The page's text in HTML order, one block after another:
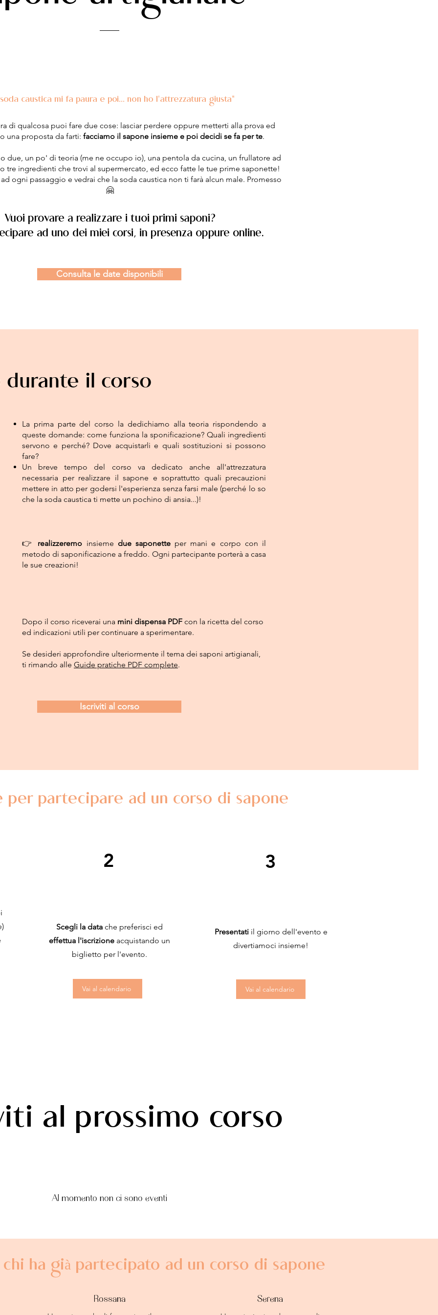
caustica mi fa paura e poi... non ho l'attrezzatura giusta"
di qualcosa puoi fare due cose: lasciar perdere oppure metterti alla prova ed
una proposta da farti: facciamo il sapone insieme e poi decidi se fa per te.
due, un po' di teoria (me ne occupo io), una pentola da cucina, un frullatore ad
tre ingredienti che trovi al supermercato, ed ecco fatte le tue prime saponette!
ogni passaggio e vedrai che la soda caustica non ti farà alcun male. Promesso
🤗
Vuoi provare a realizzare i tuoi primi saponi?
ad uno dei miei corsi, in presenza oppure online.
Consulta le date disponibili
durante il corso
La prima parte del corso la dedichiamo alla teoria rispondendo a
queste domande: come funziona la sponificazione? Quali ingredienti
servono e perché? Dove acquistarli e quali sostituzioni si possono
fare?
Un breve tempo del corso va dedicato anche all'attrezzatura
necessaria per realizzare il sapone e soprattutto quali precauzioni
mettere in atto per godersi l'esperienza senza farsi male (perché lo so
che la soda caustica ti mette un pochino di ansia...)!
👉 realizzeremo insieme due saponette per mani e corpo con il
metodo di saponificazione a freddo. Ogni partecipante porterà a casa
le sue creazioni!
Dopo il corso riceverai una mini dispensa PDF con la ricetta del corso
ed indicazioni utili per continuare a sperimentare.
Se desideri approfondire ulteriormente il tema dei saponi artigianali,
ti rimando alle Guide pratiche PDF complete.
Iscriviti al corso
per partecipare ad un corso di sapone
2
Scegli la data che preferisci ed
effettua l'iscrizione acquistando un
biglietto per l'evento.
Vai al calendario
3
Presentatiil giorno dell'evento e
divertiamoci insieme!
Vai al calendario
al prossimo corso
Al momento non ci sono eventi
chi ha già partecipato ad un corso di sapone
Rossana Serena